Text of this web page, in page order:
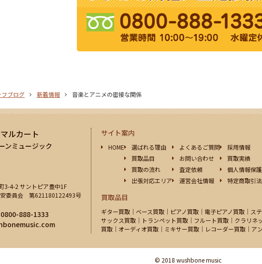
フブログ 新着情報 音楽とアニメの密接な関係
ルカート
ンミュージック
3-4-2 サントピア豊中1F
安委員会 第621180122493号
888-1333
サイト案内
HOME
選ばれる理由
買取品目
買取の流れ
出張対応エリア
よくあるご質問
お問い合わせ
査定依頼
運営会社情報
採用情報
買取実績
個人情報保
特定商取引
買取品目
ギター買取｜ベース買取｜ピアノ買取｜電子ピアノ買取｜ス
サックス買取｜トランペット買取｜フルート買取｜クラリ
買取｜オーディオ買取｜ミキサー買取｜レコーダー買取｜ア
© 2018 wushbone music